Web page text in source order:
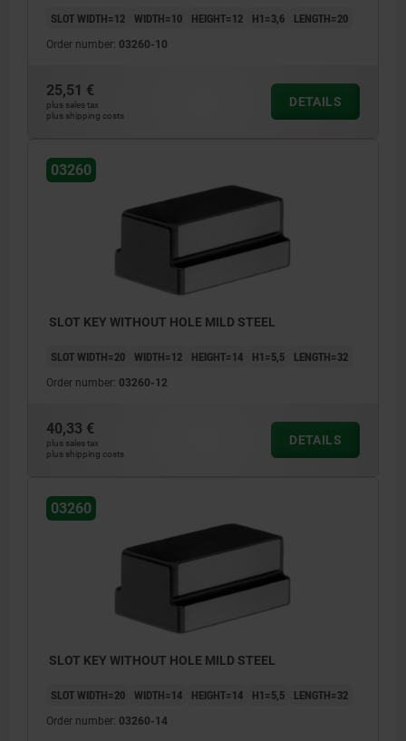
SLOT WIDTH=12 WIDTH=10 HEIGHT=12 H1=3,6 LENGTH=20
Order number: 03260-10
25,51 €
plus sales tax
plus shipping costs
DETAILS
03260
SLOT KEY WITHOUT HOLE MILD STEEL
SLOT WIDTH=20 WIDTH=12 HEIGHT=14 H1=5,5 LENGTH=32
Order number: 03260-12
40,33 €
plus sales tax
plus shipping costs
DETAILS
03260
SLOT KEY WITHOUT HOLE MILD STEEL
SLOT WIDTH=20 WIDTH=14 HEIGHT=14 H1=5,5 LENGTH=32
Order number: 03260-14